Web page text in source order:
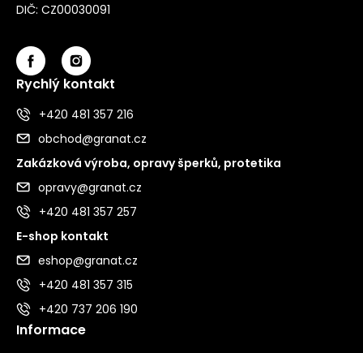
DIČ: CZ00030091
Rychlý kontakt
+420 481 357 216
obchod@granat.cz
Zakázková výroba, opravy šperků, protetika
opravy@granat.cz
+420 481 357 257
E-shop kontakt
eshop@granat.cz
+420 481 357 315
+420 737 206 190
Informace